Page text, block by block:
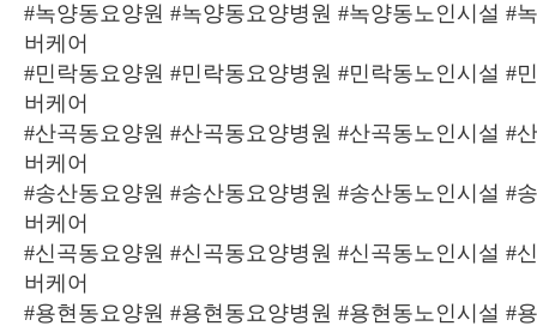
#녹양동요양원 #녹양동요양병원 #녹양동노인시설 #
버케어
#민락동요양원 #민락동요양병원 #민락동노인시설 #
버케어
#산곡동요양원 #산곡동요양병원 #산곡동노인시설 #
버케어
#송산동요양원 #송산동요양병원 #송산동노인시설 #
버케어
#신곡동요양원 #신곡동요양병원 #신곡동노인시설 #
버케어
#용현동요양원 #용현동요양병원 #용현동노인시설 #